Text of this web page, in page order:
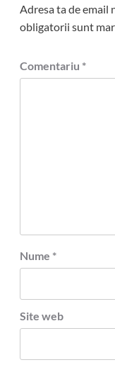
Adresa ta de email
obligatorii sunt
Comentariu *
Nume *
Site web